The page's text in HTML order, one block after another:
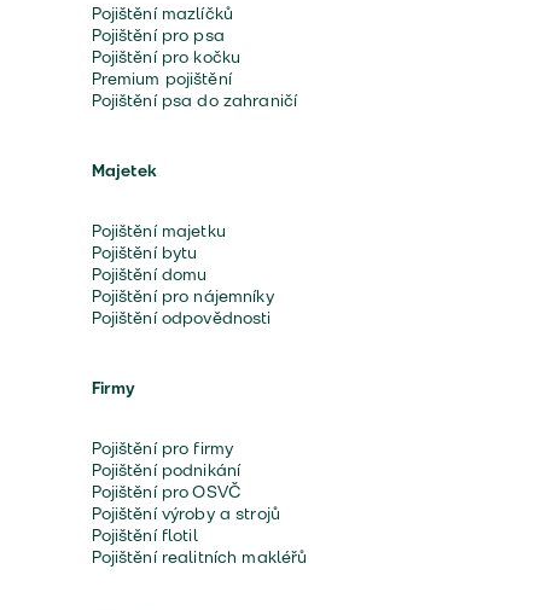
Pojištění mazlíčků
Pojištění pro psa
Pojištění pro kočku
Premium pojištění
Pojištění psa do zahraničí
Majetek
Pojištění majetku
Pojištění bytu
Pojištění domu
Pojištění pro nájemníky
Pojištění odpovědnosti
Firmy
Pojištění pro firmy
Pojištění podnikání
Pojištění pro OSVČ
Pojištění výroby a strojů
Pojištění flotil
Pojištění realitních makléřů